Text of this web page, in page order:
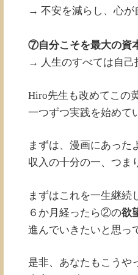
→ 不安を減らし、心が
⑦自分こそを最大の資
→ 人生のすべては自己
Hiro先生も改めてこの
一つずつ実践を始めて
まずは、漫画にあった
収入の十分の一、つま
まずはこれを一生継続
６か月経ったら②の欲
進んでいきたいと思っ
是非、あなたもこうや